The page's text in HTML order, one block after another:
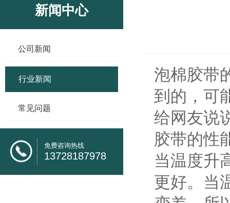
新闻中心
公司新闻
行业新闻
常见问题
免费咨询热线
13728187978
泡棉胶带
到的，可
给网友说
胶带的性
当温度升
更好。当